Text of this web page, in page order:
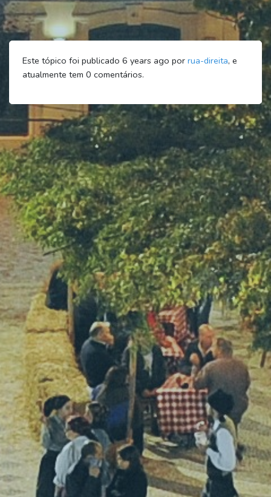
Este tópico foi publicado 6 years ago por rua-direita, e
atualmente tem 0 comentários.